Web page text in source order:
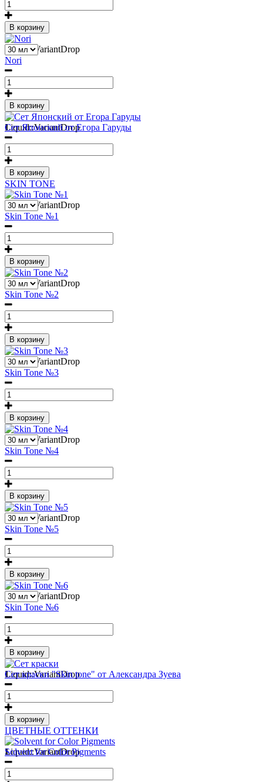
В корзину
1Liquid::VariantDrop
Nori
В корзину
1
Liquid::VariantDrop
Сет Японский от Егора Гаруды
В корзину
SKIN TONE
1Liquid::VariantDrop
Skin Tone №1
В корзину
1Liquid::VariantDrop
Skin Tone №2
В корзину
1Liquid::VariantDrop
Skin Tone №3
В корзину
1Liquid::VariantDrop
Skin Tone №4
В корзину
1Liquid::VariantDrop
Skin Tone №5
В корзину
1Liquid::VariantDrop
Skin Tone №6
В корзину
1
Liquid::VariantDrop
Сет краски "Skin tone" от Александра Зуева
В корзину
ЦВЕТНЫЕ ОТТЕНКИ
1
Liquid::VariantDrop
Solvent for Color Pigments